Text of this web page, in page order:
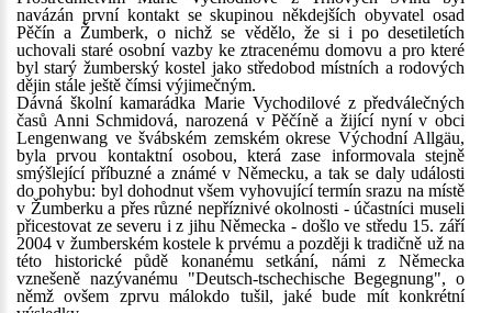
navázán první kontakt se skupinou někdejších obyvatel osad
Pěčín a Žumberk, o nichž se vědělo, že si i po desetiletích
uchovali staré osobní vazby ke ztracenému domovu a pro které
byl starý žumberský kostel jako středobod místních a rodových
dějin stále ještě čímsi výjimečným.
Dávná školní kamarádka Marie Vychodilové z předválečných
časů Anni Schmidová, narozená v Pěčíně a žijící nyní v obci
Lengenwang ve švábském zemském okrese Východní Allgäu,
byla prvou kontaktní osobou, která zase informovala stejně
smýšlející příbuzné a známé v Německu, a tak se daly události
do pohybu: byl dohodnut všem vyhovující termín srazu na místě
v Žumberku a přes různé nepříznivé okolnosti - účastníci museli
přicestovat ze severu i z jihu Německa - došlo ve středu 15. září
2004 v žumberském kostele k prvému a později k tradičně už na
této historické půdě konanému setkání, námi z Německa
vznešeně nazývanému "Deutsch-tschechische Begegnung", o
němž ovšem zprvu málokdo tušil, jaké bude mít konkrétní